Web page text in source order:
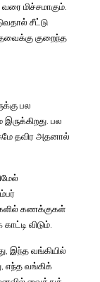
வரை மிச்சமாகும்
சீட்டு
குறைந்த
பல
இருக்கிறது பல
தவிர அதனால்
கணக்குகள்
காட்டி விடும்
இந்த வங்கியில்
எந்த வங்கிக்